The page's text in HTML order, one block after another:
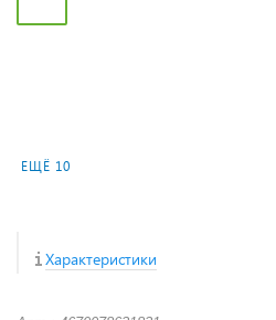
ЕЩЁ 10
Характеристики